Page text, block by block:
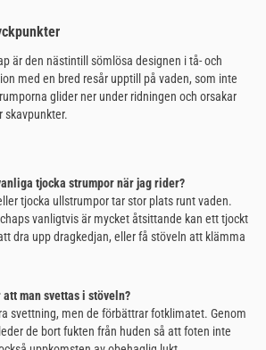
är den nästintill sömlösa designen i tå- och
med en bred resår upptill på vaden, som inte
glider ner under ridningen och orsakar
skavpunkter.
tjocka strumpor när jag rider?
tjocka ullstrumpor tar stor plats runt vaden.
vanligtvis är mycket åtsittande kan ett tjockt
dra upp dragkedjan, eller få stöveln att klämma
man svettas i stöveln?
svettning, men de förbättrar fotklimatet. Genom
de bort fukten från huden så att foten inte